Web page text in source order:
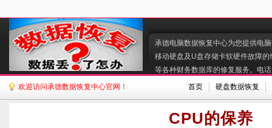
承德电脑数据恢复中心为您提供电
移动硬盘及U盘存储卡软硬件故障
等各种财务数据库的修复服务。电
欢迎访问承德数据恢复中心官网！
首页 硬盘数据恢复
CPU的保养